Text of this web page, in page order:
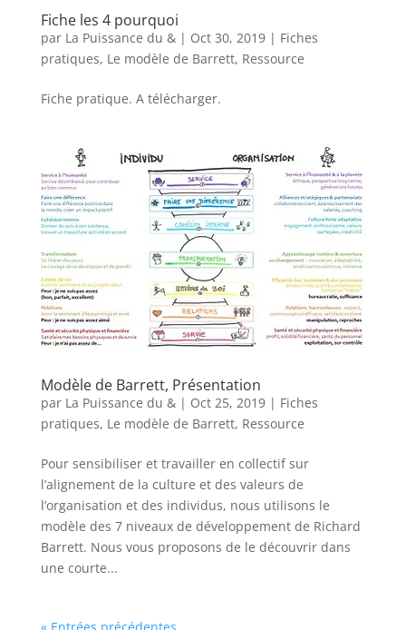
Fiche les 4 pourquoi
par La Puissance du &| Oct 30, 2019| Fiches
pratiques, Le modèle de Barrett, Ressource
Fiche pratique. A télécharger.
Modèle de Barrett, Présentation
par La Puissance du &| Oct 25, 2019| Fiches
pratiques, Le modèle de Barrett, Ressource
Pour sensibiliser et travailler en collectif sur
l’alignement de la culture et des valeurs de
l’organisation et des individus, nous utilisons le
modèle des 7 niveaux de développement de Richard
Barrett. Nous vous proposons de le découvrir dans
une courte...